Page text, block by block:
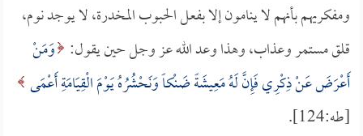
ومفكريهم بأنهم لا ينامون إلا بفعل الحبوب المخدرة، لا يوجد نوم،
قلق مستمر وعذاب، وهذا وعد الله عز وجل حين يقول: وَمَنْ
أَعْرَضَ عَنْ ذِكْرِي فَإِنَّ لَهُ مَعِيشَةً ضَنْكاً وَنَحْشُرُهُ يَوْمَ الْقِيَامَةِ أَعْمَى
[طه:124].